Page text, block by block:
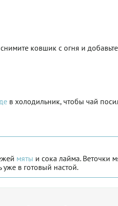
ковшик с огня и
в холодильник, чтобы чай
мяты и сока лайма. Веточки
в готовый настой.